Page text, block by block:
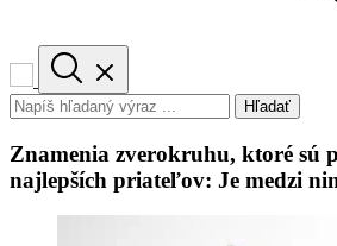
Hľadať
Znamenia zverokruhu, ktoré sú
najlepších priateľov: Je medzi